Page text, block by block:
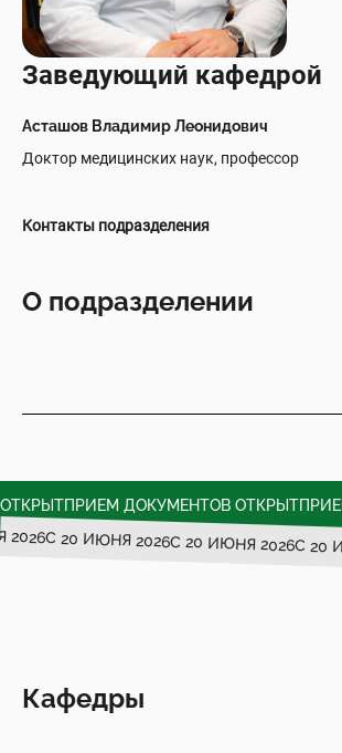
Заведующий кафедрой
Асташов Владимир Леонидович
Доктор медицинских наук, профессор
Контакты подразделения
О подразделении
ПРИЕМ ДОКУМЕНТОВ ОТКРЫТ
2026 C 20 ИЮНЯ 2026 C 20 ИЮНЯ 2026 C
Кафедры